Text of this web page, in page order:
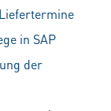
in SAP
der